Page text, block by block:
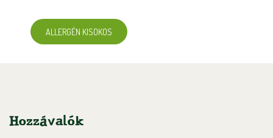
ALLERGÉN KISOKOS
Hozzávalók